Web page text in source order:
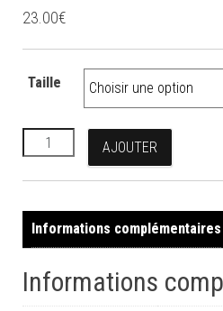
23.00€
Taille
quantité de Polos Skita'Tech
AJOUTER
Informations complémentaires
Informations